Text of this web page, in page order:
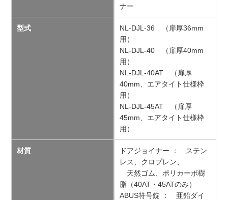
ナー
型式
NL-DJL-36 （扉厚36mm
用）
NL-DJL-40 （扉厚40mm
用）
NL-DJL-40AT （扉厚
40mm、エアタイト仕様枠
用）
NL-DJL-45AT （扉厚
45mm、エアタイト仕様枠
用）
材質
ドアジョイナー ： ステン
レス、クロプレン、
天然ゴム、ポリカーボ樹
脂（40AT・45ATのみ）
ABUS符号錠 ： 亜鉛ダイ